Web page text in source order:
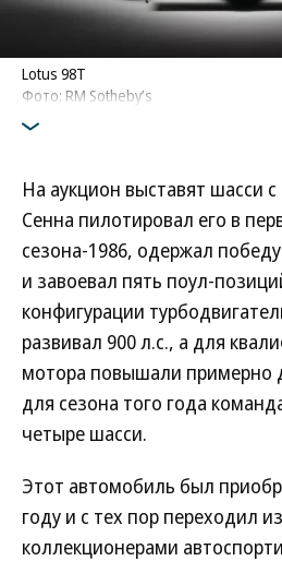
Lotus 98T
Фото: RM Sotheby’s
На аукцион выставят шасси
Сенна пилотировал его в
сезона-1986, одержал
и завоевал пять поул-
конфигурации
развивал 900 л.с., а для
мотора повышали примерно
для сезона того года
четыре шасси.
Этот автомобиль был
году и с тех пор переходил
коллекционерами